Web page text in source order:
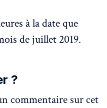
à la date que
de juillet 2019.
?
commentaire sur cet